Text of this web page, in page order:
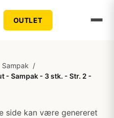
OUTLET
Sampak /
- Sampak - 3 stk. - Str. 2 -
side kan være genereret